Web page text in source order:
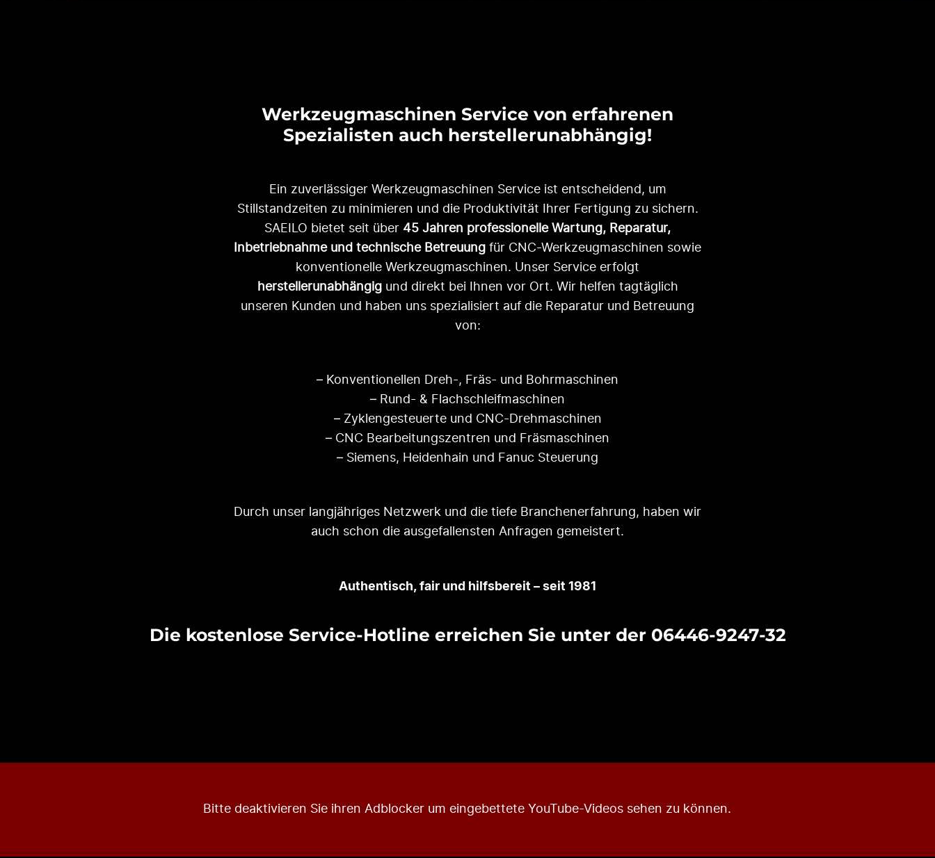
Werkzeugmaschinen Service von erfahrenen
Spezialisten auch herstellerunabhängig!
Ein zuverlässiger Werkzeugmaschinen Service ist entscheidend, um
Stillstandzeiten zu minimieren und die Produktivität Ihrer Fertigung zu sichern.
SAEILO bietet seit über 45 Jahren professionelle Wartung, Reparatur,
Inbetriebnahme und technische Betreuung für CNC-Werkzeugmaschinen sowie
konventionelle Werkzeugmaschinen. Unser Service erfolgt
herstellerunabhängigund direkt bei Ihnen vor Ort. Wir helfen tagtäglich
unseren Kunden und haben uns spezialisiert auf die Reparatur und Betreuung
von:
– Konventionellen Dreh-, Fräs- und Bohrmaschinen
– Rund- & Flachschleifmaschinen
– Zyklengesteuerte und CNC-Drehmaschinen
– CNC Bearbeitungszentren und Fräsmaschinen
– Siemens, Heidenhain und Fanuc Steuerung
Durch unser langjähriges Netzwerk und die tiefe Branchenerfahrung, haben wir
auch schon die ausgefallensten Anfragen gemeistert.
Authentisch, fair und hilfsbereit – seit 1981
Die kostenlose Service-Hotline erreichen Sie unter der 06446-9247-32
Bitte deaktivieren Sie ihren Adblocker um eingebettete YouTube-Videos sehen zu können.